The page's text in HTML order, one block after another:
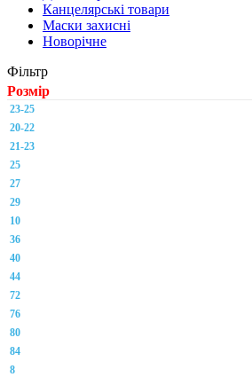
Канцелярські товари
Маски захисні
Новорічне
Фільтр
Розмір
23-25
20-22
21-23
25
27
29
10
36
40
44
72
76
80
84
8